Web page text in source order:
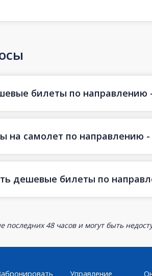
билеты по направлению
на самолет по направлению -
дешевые билеты по
48 часов и могут быть
Управление